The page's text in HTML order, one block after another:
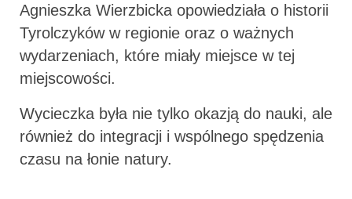
Agnieszka Wierzbicka opowiedziała o historii
Tyrolczyków w regionie oraz o ważnych
wydarzeniach, które miały miejsce w tej
miejscowości.
Wycieczka była nie tylko okazją do nauki, ale
również do integracji i wspólnego spędzenia
czasu na łonie natury.